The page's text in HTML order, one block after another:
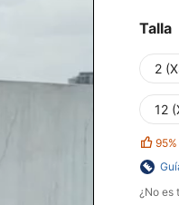
Talla
2
12
95%
¿No es